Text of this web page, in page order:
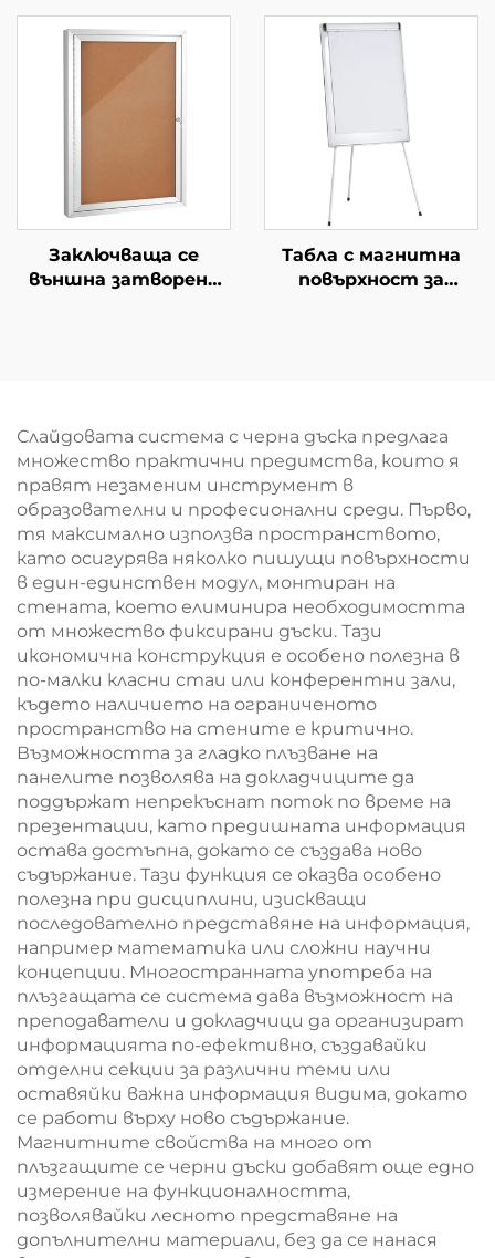
бяла дъска за писане
с маркери с
магнитен ефект за
училище, офис, дом
Магнитни дъски
Заключващи
информационни
табла Плътни
табла с врата с
ключ, вятър
непропускащи за
училище
Заключваща се
външна затворена
табла с врата с
ключ, монтирани на
стена с алуминиева
рамка
Табла с магнитна
повърхност за
Слайдовата система с черна дъска предлага
множество практични предимства, които я
правят незаменим инструмент в
образователни и професионални среди. Първо,
тя максимално използва пространството,
като осигурява няколко пишущи повърхности
в един-единствен модул, монтиран на
стената, което елиминира необходимостта
от множество фиксирани дъски. Тази
икономична конструкция е особено полезна в
по-малки класни стаи или конферентни зали,
където наличието на ограниченото
пространство на стените е критично.
Възможността за гладко плъзване на
панелите позволява на докладчиците да
поддържат непрекъснат поток по време на
презентации, като предишната информация
остава достъпна, докато се създава ново
съдържание. Тази функция се оказва особено
полезна при дисциплини, изискващи
последователно представяне на информация,
например математика или сложни научни
концепции. Многостранната употреба на
плъзгащата се система дава възможност на
преподаватели и докладчици да организират
информацията по-ефективно, създавайки
отделни секции за различни теми или
оставяйки важна информация видима, докато
се работи върху ново съдържание.
Магнитните свойства на много от
плъзгащите се черни дъски добавят още едно
измерение на функционалността,
позволявайки лесното представяне на
допълнителни материали, без да се нанася